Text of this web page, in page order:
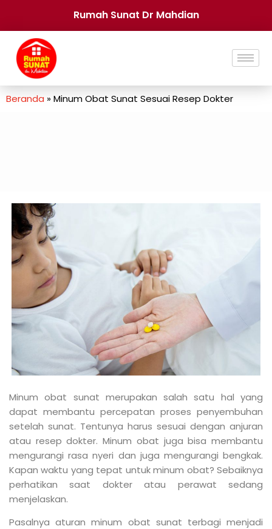
Rumah Sunat Dr Mahdian
Beranda »Minum Obat Sunat Sesuai Resep Dokter
Minum obat sunat merupakan salah satu hal yang
dapat membantu percepatan proses penyembuhan
setelah sunat. Tentunya harus sesuai dengan anjuran
atau resep dokter. Minum obat juga bisa membantu
mengurangi rasa nyeri dan juga mengurangi bengkak.
Kapan waktu yang tepat untuk minum obat? Sebaiknya
perhatikan saat dokter atau perawat sedang
menjelaskan.
Pasalnya aturan minum obat sunat terbagi menjadi